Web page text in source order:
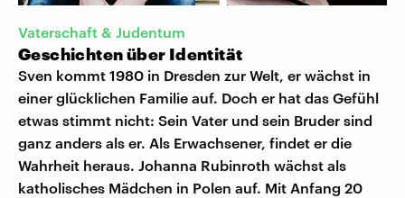
Vaterschaft & Judentum
Geschichten über Identität
Sven kommt 1980 in Dresden zur Welt, er wächst in
einer glücklichen Familie auf. Doch er hat das Gefühl
etwas stimmt nicht: Sein Vater und sein Bruder sind
ganz anders als er. Als Erwachsener, findet er die
Wahrheit heraus. Johanna Rubinroth wächst als
katholisches Mädchen in Polen auf. Mit Anfang 20